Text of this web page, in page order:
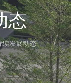
态
续发展动态